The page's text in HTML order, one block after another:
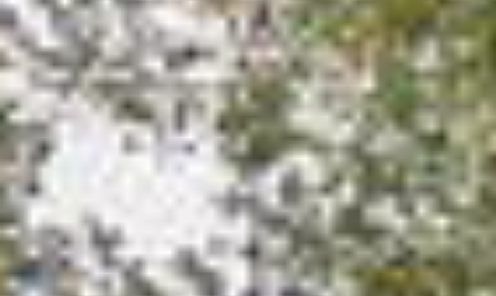
Lees de blog van
Redactie Makelaars van
Amsterdam
Maak een afspraak
Makelaars van Amsterdam
amsterdam@makelaarsvan.nl
+31 (0)20 333 11 10